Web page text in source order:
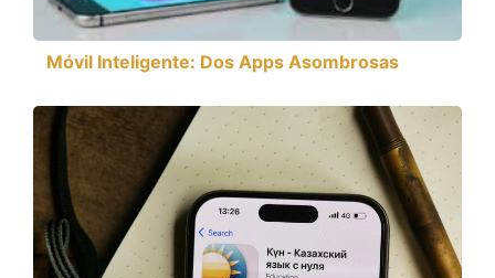
Móvil Inteligente: Dos Apps Asombrosas